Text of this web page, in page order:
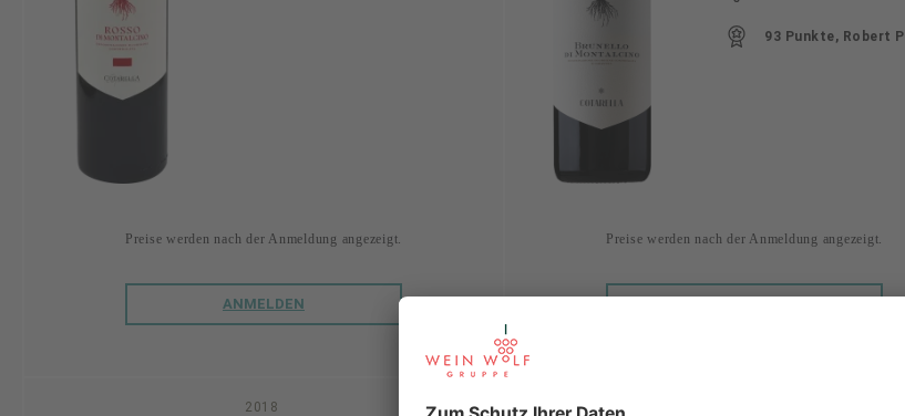
Preise werden nach der Anmeldung angezeigt.
ANMELDEN
93 Punkte, Robert
Preise werden nach der Anmeldung angezeigt.
2018